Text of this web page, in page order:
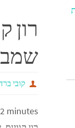
o
o
k
רון
קובי
2 minutes